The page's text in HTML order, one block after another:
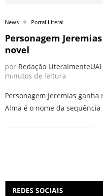
News Portal Literal
Personagem
novel
por Redação LiteralmenteUAI
minutos de leitura
Personagem Jeremias
Alma é o nome da sequência
REDES SOCIAIS